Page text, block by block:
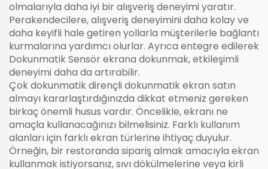
olmalarıyla daha iyi bir alışveriş deneyimi yaratır.
Perakendecilere, alışveriş deneyimini daha kolay ve
daha keyifli hale getiren yollarla müşterilerle bağlantı
kurmalarına yardımcı olurlar. Ayrıca entegre edilerek
Dokunmatik Sensörekrana dokunmak, etkileşimli
deneyimi daha da artırabilir.
Çok dokunmatik dirençli dokunmatik ekran satın
almayı kararlaştırdığınızda dikkat etmeniz gereken
birkaç önemli husus vardır. Öncelikle, ekranı ne
amaçla kullanacağınızı bilmelisiniz. Farklı kullanım
alanları için farklı ekran türlerine ihtiyaç duyulur.
Örneğin, bir restoranda sipariş almak amacıyla ekran
kullanmak istiyorsanız, sıvı dökülmelerine veya kirli